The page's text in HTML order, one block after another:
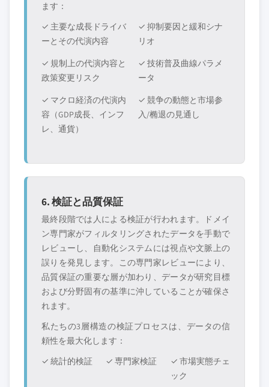
ます：
✓ 主要な成長ドライバ
ーとその代演内容
✓ 抑制要因と緩和シナ
リオ
✓ 規制上の代演内容と
政策変更リスク
✓ 技術普及曲線パラメ
ータ
✓ マクロ経済の代演内
容（GDP成長、インフ
レ、通貨）
✓ 競争の動態と市場参
入/椭退の見通し
6. 検証と品質保証
最終段階では人による検証が行われます。ドメイ
ン専門家がフィルタリングされたデータを手動で
レビューし、自動化システムには視点や文脈上の
誤りを発見します。この専門家レビューにより、
品質保証の重要な層が加わり、データが研究目標
および分野固有の基準に沖していることが確保さ
れます。
私たちの3層構造の検証プロセスは、データの信
頼性を最大化します：
✓ 統計的検証
✓ 専門家検証
✓ 市場実態チェ
ック